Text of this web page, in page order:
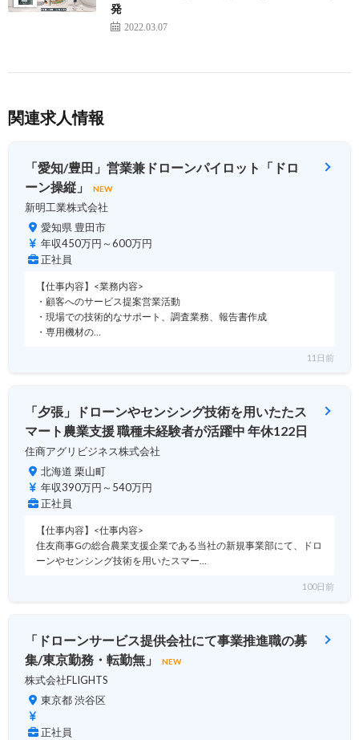
発
2022.03.07
関連求人情報
「愛知/豊田」営業兼ドローンパイロット「ドロ
ーン操縦」
NEW
新明工業株式会社
愛知県 豊田市
年収450万円～600万円
正社員
【仕事内容】<業務内容>
・顧客へのサービス提案営業活動
・現場での技術的なサポート、調査業務、報告書作成
・専用機材の…
11日前
「夕張」ドローンやセンシング技術を用いたたス
マート農業支援 職種未経験者が活躍中 年休122日
住商アグリビジネス株式会社
北海道 栗山町
年収390万円～540万円
正社員
【仕事内容】<仕事内容>
住友商事Gの総合農業支援企業である当社の新規事業部にて、ドロ
ーンやセンシング技術を用いたスマー…
100日前
「ドローンサービス提供会社にて事業推進職の募
集/東京勤務・転勤無」
NEW
株式会社FLIGHTS
東京都 渋谷区
正社員